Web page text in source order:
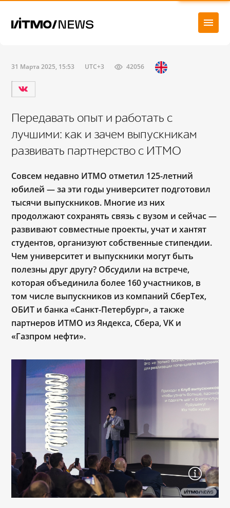
31 Марта 2025, 15:53 UTC+3 42056
Передавать опыт и работать с
лучшими: как и зачем выпускникам
развивать партнерство с ИТМО
Совсем недавно ИТМО отметил 125-летний
юбилей ― за эти годы университет подготовил
тысячи выпускников. Многие из них
продолжают сохранять связь с вузом и сейчас ―
развивают совместные проекты, учат и хантят
студентов, организуют собственные стипендии.
Чем университет и выпускники могут быть
полезны друг другу? Обсудили на встрече,
которая объединила более 160 участников, в
том числе выпускников из компаний СберТех,
ОБИТ и банка «Санкт-Петербург», а также
партнеров ИТМО из Яндекса, Сбера, VK и
«Газпром нефти».